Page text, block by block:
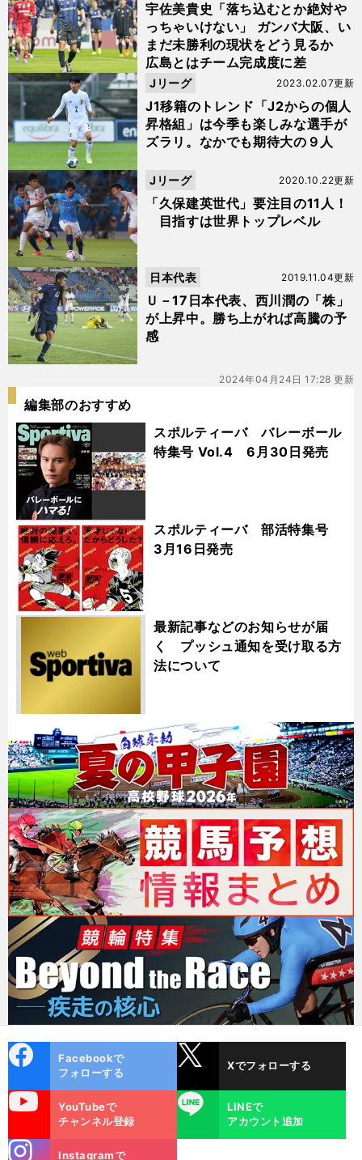
宇佐美貴史「落ち込むとか絶対や
っちゃいけない」 ガンバ大阪、い
まだ未勝利の現状をどう見るか
広島とはチーム完成度に差
J1移籍のトレンド「J2からの個人
昇格組」は今季も楽しみな選手が
ズラリ。なかでも期待大の９人
2023.02.07更新
Jリーグ
「久保建英世代」要注目の11人！
目指すは世界トップレベル
2020.10.22更新
Jリーグ
Ｕ－17日本代表、西川潤の「株」
が上昇中。勝ち上がれば高騰の予
感
2019.11.04更新
日本代表
2024年04月24日 17:28 更新
編集部のおすすめ
スポルティーバ バレーボール
特集号 Vol.4 6月30日発売
スポルティーバ 部活特集号
3月16日発売
最新記事などのお知らせが届
く プッシュ通知を受け取る方
法について
ok
Facebookで
フォローする
Xでフォローする
YouTubeで
チャンネル登録
LINE
LINEで
アカウント追加
Instagramで